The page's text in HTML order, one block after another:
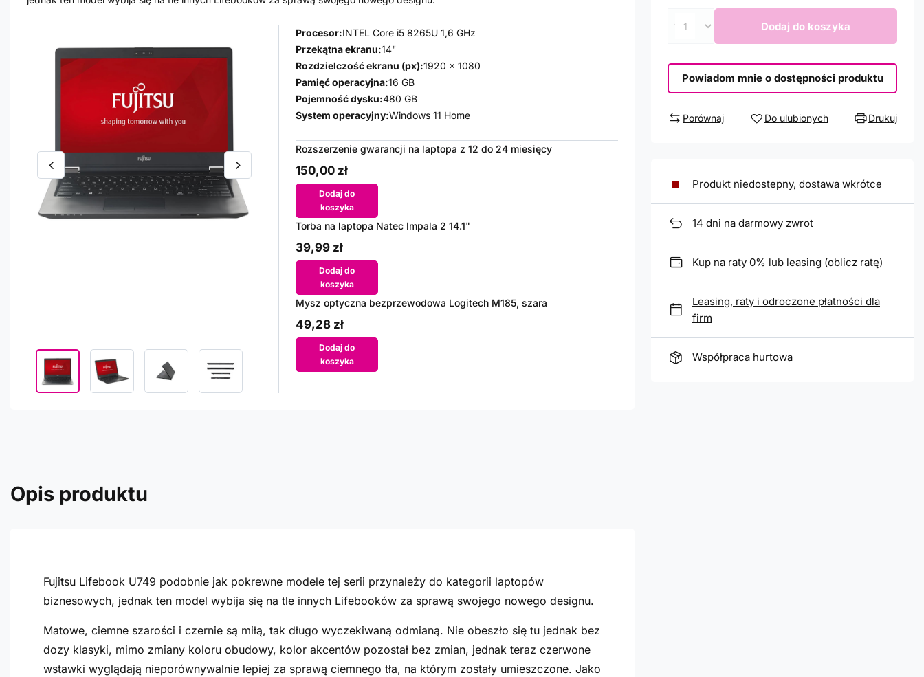
Procesor:INTEL Core i5 8265U 1,6 GHz
Przekątna ekranu:14"
Rozdzielczość ekranu (px):1920 x 1080
Pamięć operacyjna:16 GB
Pojemność dysku:480 GB
System operacyjny:Windows 11 Home
Rozszerzenie gwarancji na laptopa z 12 do 24 miesięcy
150,00 zł
Dodaj do
koszyka
Torba na laptopa Natec Impala 2 14.1"
39,99 zł
Dodaj do
koszyka
Mysz optyczna bezprzewodowa Logitech M185, szara
49,28 zł
Dodaj do
koszyka
Dodaj do koszyka
Powiadom mnie o dostępności produktu
Porównaj Do ulubionych Drukuj
Produkt niedostepny, dostawa wkrótce
14 dni na darmowy zwrot
Kup na raty 0% lub leasing (oblicz ratę)
Leasing, raty i odroczone płatności dla
firm
Współpraca hurtowa
Opis produktu
Fujitsu Lifebook U749 podobnie jak pokrewne modele tej serii przynależy do kategorii laptopów
biznesowych, jednak ten model wybija się na tle innych Lifebooków za sprawą swojego nowego designu.
Matowe, ciemne szarości i czernie są miłą, tak długo wyczekiwaną odmianą. Nie obeszło się tu jednak bez
dozy klasyki, mimo zmiany koloru obudowy, kolor akcentów pozostał bez zmian, jednak teraz czerwone
wstawki wyglądają nieporównywalnie lepiej za sprawą ciemnego tła, na którym zostały umieszczone. Jako